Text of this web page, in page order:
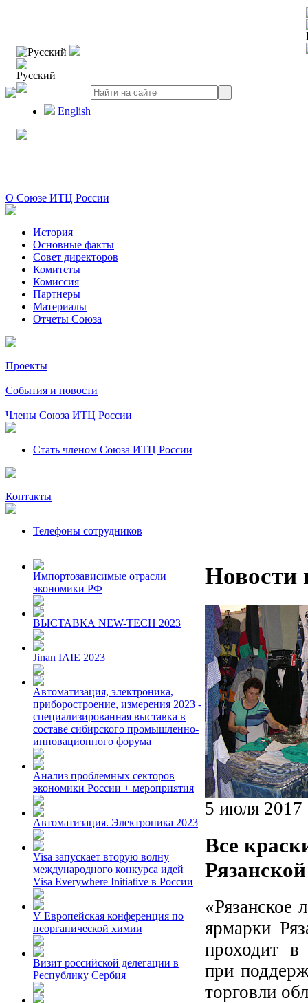
Русский
Русский
English
О Союзе ИТЦ России
История
Основные факты
Совет директоров
Комитеты
Комиссия
Партнеры
Материалы
Отчеты Союза
Проекты
События и новости
Члены Союза ИТЦ России
Стать членом Союза ИТЦ России
Контакты
Телефоны сотрудников
Импортозависимые отрасли
экономики РФ
ВЫСТАВКА NEW-TECH 2023
Jinan IAIE 2023
Автоматизация, электроника,
приборостроение, измерения 2023 -
специализированная выставка в
составе сибирского промышленно-
инновационного форума
Анализ проблемных секторов
экономики России + мероприятия
Автоматизация. Электроника 2023
Visa запускает вторую волну
международного конкурса идей
Visa Everywhere Initiative в России
V Европейская конференция по
неорганической химии
Визит российской делегации в
Республику Сербия
Новости
5 июля 2017
Все
«Рязанское
ярмарки
проходит в
при
торговли